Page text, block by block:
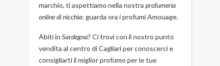
marchio, ti aspettiamo nella nostra profumeria
online di nicchia: guarda ora iprofumi Amouage.
Abiti in Sardegna? Ci trovi con il nostro punto
vendita al centro di Cagliari per conoscerci e
consigliarti il miglior profumo per le tue